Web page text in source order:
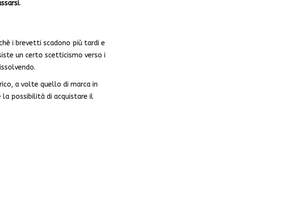
i brevetti scadono più tardi e
un certo scetticismo verso i
a volte quello di marca in
la possibilità di acquistare il